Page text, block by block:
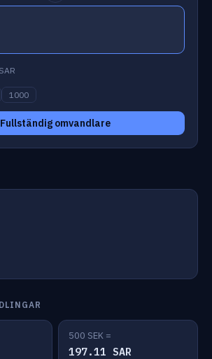
1000
Fullständig omvandlare
500 SEK =
197.11 SAR